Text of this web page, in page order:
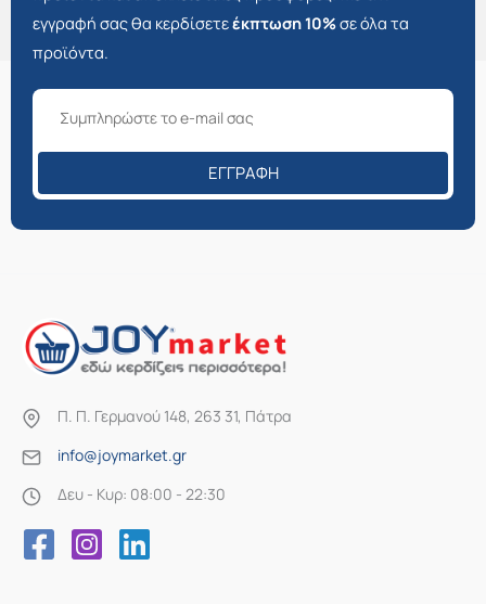
εγγραφή σας θα κερδίσετεέκπτωση 10%σε όλα τα
προϊόντα.
ΕΓΓΡΑΦΉ
Π. Π. Γερμανού 148, 263 31, Πάτρα
info@joymarket.gr
Δευ - Κυρ: 08:00 - 22:30